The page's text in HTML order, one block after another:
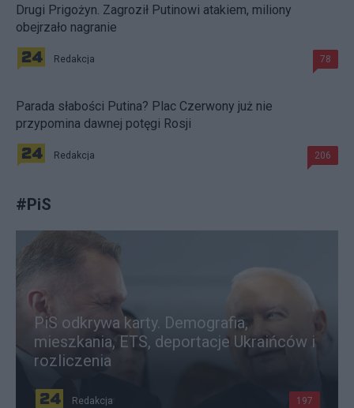
Drugi Prigożyn. Zagroził Putinowi atakiem, miliony
obejrzało nagranie
Redakcja 78
Parada słabości Putina? Plac Czerwony już nie
przypomina dawnej potęgi Rosji
Redakcja 206
#PiS
PiS odkrywa karty. Demografia,
mieszkania, ETS, deportacje Ukraińców i
rozliczenia
Redakcja 197